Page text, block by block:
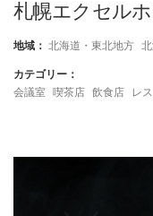
札幌エクセル
地域： 北海道・東北地方
カテゴリー：
会議室 喫茶店 飲食店 レ